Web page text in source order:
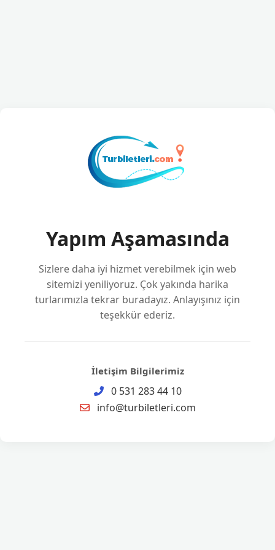
Yapım Aşamasında
Sizlere daha iyi hizmet verebilmek için web
sitemizi yeniliyoruz. Çok yakında harika
turlarımızla tekrar buradayız. Anlayışınız için
teşekkür ederiz.
İletişim Bilgilerimiz
0 531 283 44 10
info@turbiletleri.com